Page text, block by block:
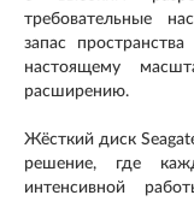
требовательные
запас
настоящему
расширению.
Жёсткий диск
решение, где
интенсивной